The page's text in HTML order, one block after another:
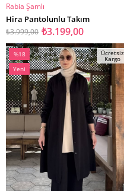
SEPETE EKLE
Rabia Şamlı
Hira Pantolunlu Takım
₺3.199,00
₺3.999,00
%18
İndirim
%18İndirim
Yeni
Ürün
Ücretsiz
Kargo